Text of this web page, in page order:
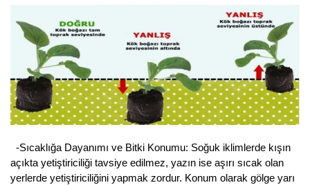
-Sıcaklığa Dayanımı ve Bitki Konumu: Soğuk iklimlerde kışın
açıkta yetiştiriciliği tavsiye edilmez, yazın ise aşırı sıcak olan
yerlerde yetiştiriciliğini yapmak zordur. Konum olarak gölge yarı